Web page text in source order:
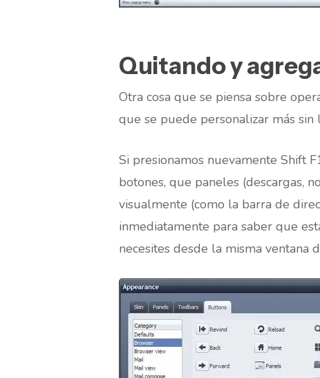
Quitando y
Otra cosa que se piensa sobre
que se puede personalizar más
Si presionamos nuevamente Shift
botones, que paneles (descargas,
visualmente (como la barra de
inmediatamente para saber que
necesites desde la misma ventana